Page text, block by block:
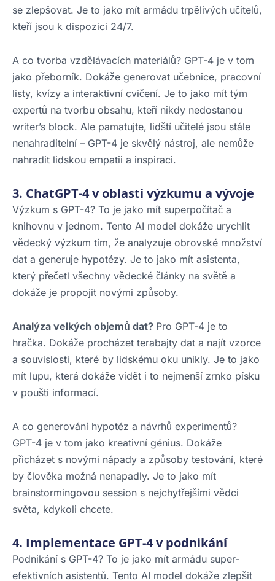
se zlepšovat. Je to jako mít armádu trpělivých učitelů,
kteří jsou k dispozici 24/7.
A co tvorba vzdělávacích materiálů? GPT-4 je v tom
jako přeborník. Dokáže generovat učebnice, pracovní
listy, kvízy a interaktivní cvičení. Je to jako mít tým
expertů na tvorbu obsahu, kteří nikdy nedostanou
writer’s block. Ale pamatujte, lidští učitelé jsou stále
nenahraditelní – GPT-4 je skvělý nástroj, ale nemůže
nahradit lidskou empatii a inspiraci.
3. ChatGPT-4 v oblasti výzkumu a vývoje
Výzkum s GPT-4? To je jako mít superpočítač a
knihovnu v jednom. Tento AI model dokáže urychlit
vědecký výzkum tím, že analyzuje obrovské množství
dat a generuje hypotézy. Je to jako mít asistenta,
který přečetl všechny vědecké články na světě a
dokáže je propojit novými způsoby.
Analýza velkých objemů dat? Pro GPT-4 je to
hračka. Dokáže procházet terabajty dat a najít vzorce
a souvislosti, které by lidskému oku unikly. Je to jako
mít lupu, která dokáže vidět i to nejmenší zrnko písku
v poušti informací.
A co generování hypotéz a návrhů experimentů?
GPT-4 je v tom jako kreativní génius. Dokáže
přicházet s novými nápady a způsoby testování, které
by člověka možná nenapadly. Je to jako mít
brainstormingovou session s nejchytřejšími vědci
světa, kdykoli chcete.
4. Implementace GPT-4 v podnikání
Podnikání s GPT-4? To je jako mít armádu super-
efektivních asistentů. Tento AI model dokáže zlepšit